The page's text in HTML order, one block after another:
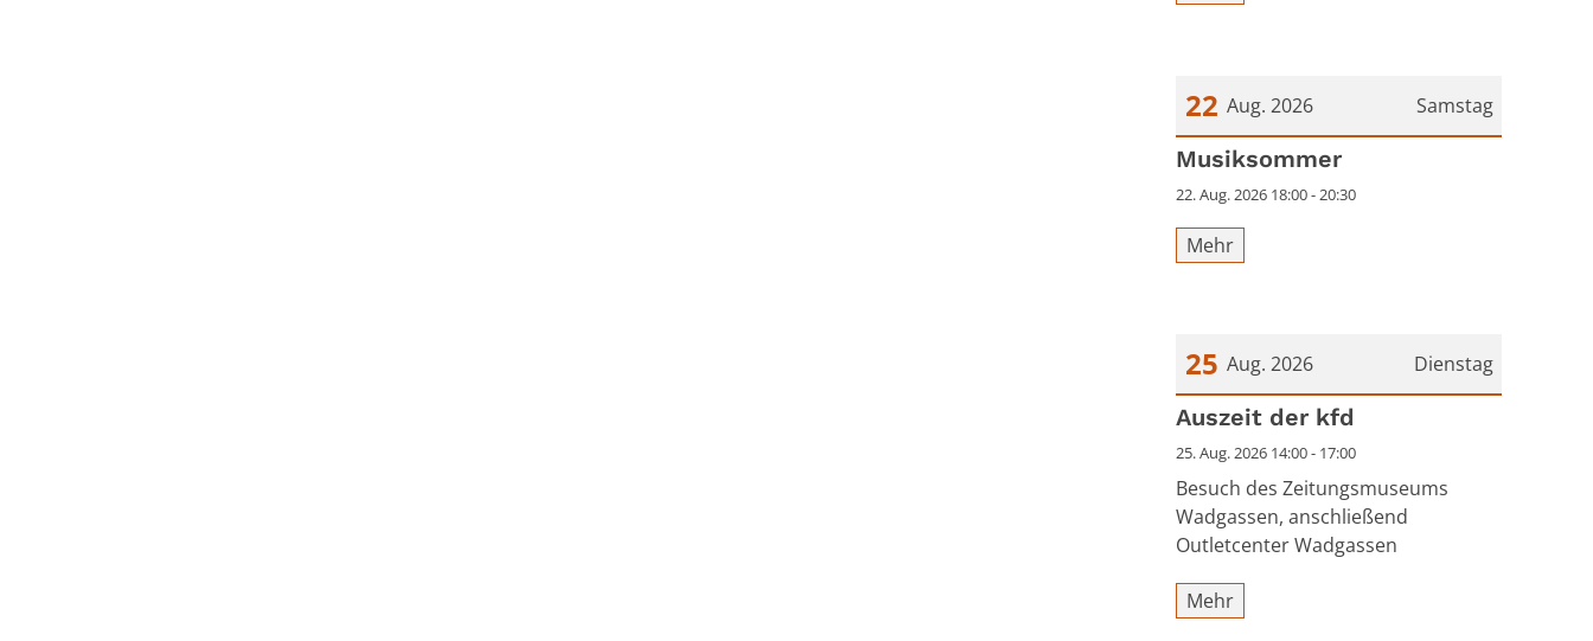
Samstag
22 Aug. 2026
Datum: 22. August 2026
Musiksommer
22. Aug. 2026 18:00 - 20:30
Mehr
Dienstag
25 Aug. 2026
Datum: 25. August 2026
Auszeit der kfd
25. Aug. 2026 14:00 - 17:00
Besuch des Zeitungsmuseums
Wadgassen, anschließend
Outletcenter Wadgassen
Mehr